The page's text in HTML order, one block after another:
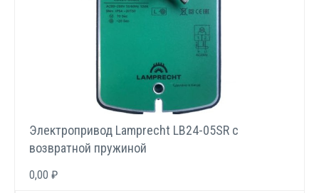
Электропривод Lamprecht LB24-05SR с
возвратной пружиной
0,00 ₽